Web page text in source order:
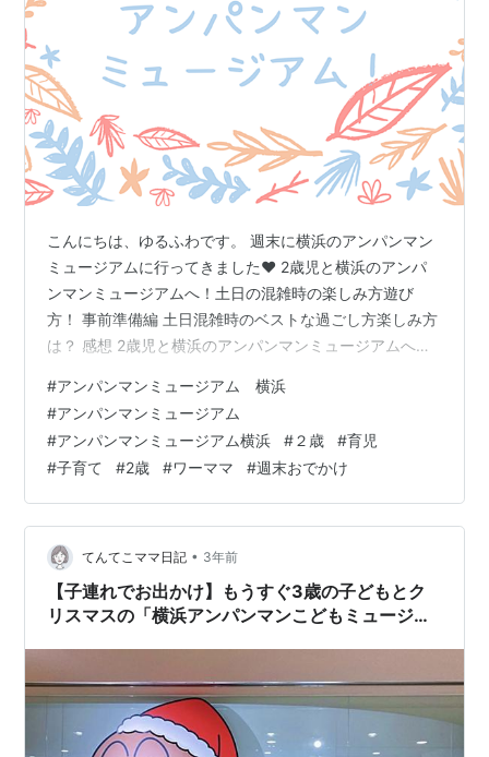
こんにちは、ゆるふわです。 週末に横浜のアンパンマン
ミュージアムに行ってきました♥ 2歳児と横浜のアンパ
ンマンミュージアムへ！土日の混雑時の楽しみ方遊び
方！ 事前準備編 土日混雑時のベストな過ごし方楽しみ方
は？ 感想 2歳児と横浜のアンパンマンミュージアムへ！
anpanman.jp 事前準備編 子どもとテーマパークなど施設
に遊びに行くときは事前準備が大事です。 アンパンマン
ミュージアムは日時指定チケットを事前購入せねばなり
ません。(当日券も販売していますが、購入できるか分か
らないので事前に購入しておいた方が良いです！) 価格は
混雑日によ…
#アンパンマンミュージアム 横浜
#アンパンマンミュージアム
#アンパンマンミュージアム横浜 #２歳 #育児
#子育て #2歳 #ワーママ #週末おでかけ
てんてこママ日記 • 3年前
【子連れでお出かけ】もうすぐ3歳の子どもとク
リスマスの「横浜アンパンマンこどもミュージア